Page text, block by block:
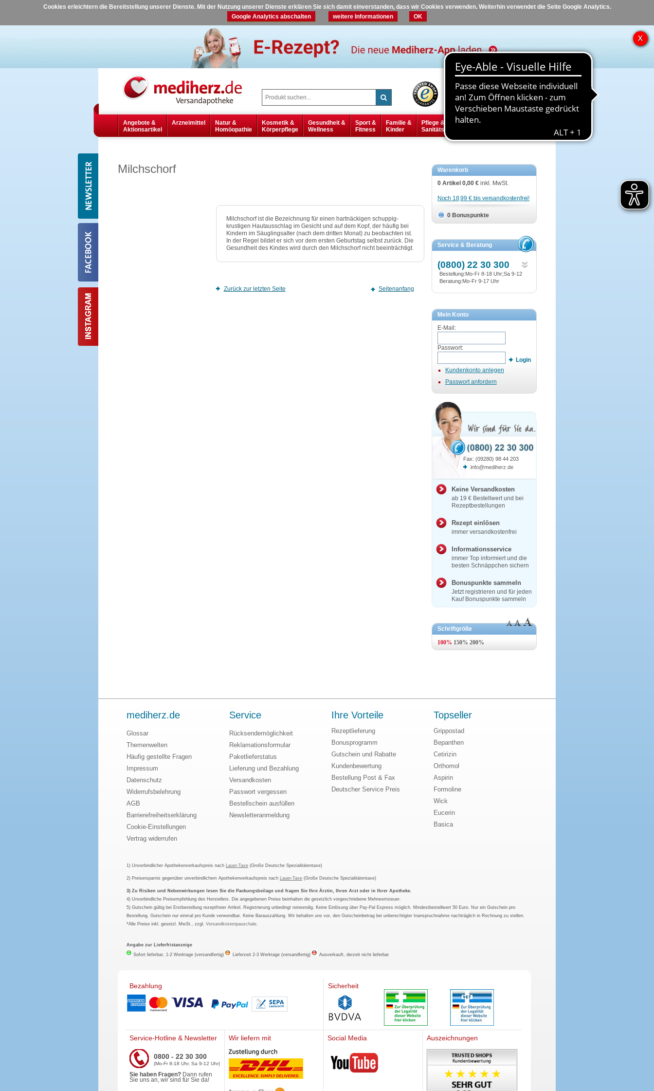
Cookies erleichtern die Bereitstellung unserer Dienste. Mit der Nutzung unserer Dienste erklären Sie sich damit einverstanden, dass wir Cookies verwenden. Weiterhin verwendet die Seite Google Analytics.
Google Analytics abschalten
weitere Informationen OK
Hilfe Kontakt
Angebote &
Aktionsartikel
Arzneimittel
Natur &
Homöopathie
Kosmetik &
Körperpflege
Gesundheit &
Wellness
Sport &
Fitness
Familie &
Kinder
Pflege &
Sanitätsbedarf
Diabetes
Milchschorf
Milchschorf ist die Bezeichnung für einen hartnäckigen schuppig-
krustigen Hautausschlag im Gesicht und auf dem Kopf, der häufig bei
Kindern im Säuglingsalter (nach dem dritten Monat) zu beobachten ist.
In der Regel bildet er sich vor dem ersten Geburtstag selbst zurück. Die
Gesundheit des Kindes wird durch den Milchschorf nicht beeinträchtigt.
Zurück zur letzten Seite Seitenanfang
Warenkorb
0 Artikel 0,00 € inkl. MwSt.
Noch 18,99 € bis versandkostenfrei!
0 Bonuspunkte
Service & Beratung
(0800) 22 30 300
Bestellung:Mo-Fr 8-18 Uhr;Sa 9-12
Beratung:Mo-Fr 9-17 Uhr
Mein Konto
E-Mail:
Passwort:
Login
Kundenkonto anlegen
Passwort anfordern
Fax: (09280) 98 44 203
info@mediherz.de
Keine Versandkosten
ab 19 € Bestellwert und bei
Rezeptbestellungen
Rezept einlösen
immer versandkostenfrei
Informationsservice
immer Top informiert und die
besten Schnäppchen sichern
Bonuspunkte sammeln
Jetzt registrieren und für jeden
Kauf Bonuspunkte sammeln
Schriftgröße
mediherz.de
Glossar
Themenwelten
Häufig gestellte Fragen
Impressum
Datenschutz
Widerrufsbelehrung
AGB
Barrierefreiheitserklärung
Cookie-Einstellungen
Vertrag widerrufen
Service
Rücksendemöglichkeit
Reklamationsformular
Paketlieferstatus
Lieferung und Bezahlung
Versandkosten
Passwort vergessen
Bestellschein ausfüllen
Newsletteranmeldung
Ihre Vorteile
Rezeptlieferung
Bonusprogramm
Gutschein und Rabatte
Kundenbewertung
Bestellung Post & Fax
Deutscher Service Preis
Topseller
Grippostad
Bepanthen
Cetirizin
Orthomol
Aspirin
Formoline
Wick
Eucerin
Basica
1) Unverbindlicher Apothekenverkaufspreis nach Lauer-Taxe (Große Deutsche Spezialitätentaxe)
2) Preisersparnis gegenüber unverbindlichem Apothekenverkaufspreis nach Lauer-Taxe (Große Deutsche Spezialitätentaxe)
3) Zu Risiken und Nebenwirkungen lesen Sie die Packungsbeilage und fragen Sie Ihre Ärztin, Ihren Arzt oder in Ihrer Apotheke.
4) Unverbindliche Preisempfehlung des Herstellers. Die angegebenen Preise beinhalten die gesetzlich vorgeschriebene Mehrwertsteuer.
5) Gutschein gültig bei Erstbestellung rezeptfreier Artikel. Registrierung unbedingt notwendig. Keine Einlösung über Pay-Pal Express möglich. Mindestbestellwert 50 Euro. Nur ein Gutschein pro
Bestellung. Gutschein nur einmal pro Kunde verwendbar. Keine Barauszahlung. Wir behalten uns vor, den Gutscheinbetrag bei unberechtigter Inanspruchnahme nachträglich in Rechnung zu stellen.
*Alle Preise inkl. gesetzl. MwSt., zzgl.Versandkostenpauschale.
Angabe zur Lieferfristanzeige
Sofort lieferbar, 1-2 Werktage (versandfertig)
Lieferzeit 2-3 Werktage (versandfertig) Ausverkauft, derzeit nicht lieferbar
Bezahlung Sicherheit
Service-Hotline & Newsletter
0800 - 22 30 300
(Mo-Fr 8-18 Uhr, Sa 9-12 Uhr)
Sie haben Fragen? Dann rufen
Sie uns an, wir sind für Sie da!
Wir liefern mit Social Media
Mediherz
Auszeichnungen